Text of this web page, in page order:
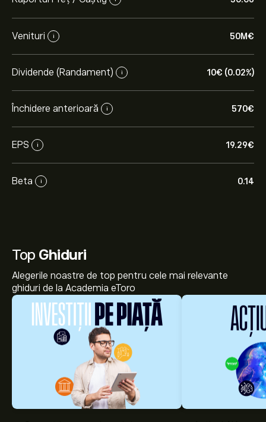
Venituri i 50M‎€‎
Dividende (Randament) i 10‎€‎ (0.02%)
Închidere anterioară i 570‎€‎
EPS i 19.29‎€‎
Beta i 0.14
Top Ghiduri
Alegerile noastre de top pentru cele mai relevante
ghiduri de la Academia eToro